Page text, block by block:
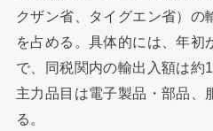
クザン省、タイグエン省）の
を占める。具体的には、年初
で、同税関内の輸出入額は約
主力品目は電子製品・部品、
る。